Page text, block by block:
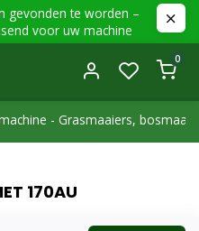
gevonden te worden –
voor uw machine
0
- Grasmaaiers,
170AU